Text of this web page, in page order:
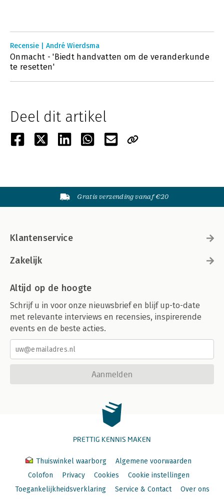
Recensie | André Wierdsma
Onmacht - 'Biedt handvatten om de veranderkunde
te resetten'
Deel dit artikel
Gratis verzending vanaf €20
Klantenservice
Zakelijk
Altijd op de hoogte
Schrijf u in voor onze nieuwsbrief en blijf up-to-date
met relevante interviews en recensies, inspirerende
events en de beste acties.
Aanmelden
PRETTIG KENNIS MAKEN
Thuiswinkel waarborg
Algemene voorwaarden
Colofon
Privacy Cookies
Cookie instellingen
Toegankelijkheidsverklaring
Service & Contact Over ons